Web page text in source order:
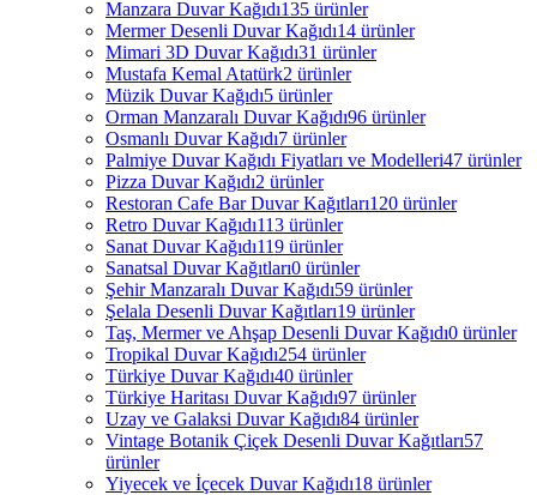
Manzara Duvar Kağıdı135 ürünler
Mermer Desenli Duvar Kağıdı14 ürünler
Mimari 3D Duvar Kağıdı31 ürünler
Mustafa Kemal Atatürk2 ürünler
Müzik Duvar Kağıdı5 ürünler
Orman Manzaralı Duvar Kağıdı96 ürünler
Osmanlı Duvar Kağıdı7 ürünler
Palmiye Duvar Kağıdı Fiyatları ve Modelleri47 ürünler
Pizza Duvar Kağıdı2 ürünler
Restoran Cafe Bar Duvar Kağıtları120 ürünler
Retro Duvar Kağıdı113 ürünler
Sanat Duvar Kağıdı119 ürünler
Sanatsal Duvar Kağıtları0 ürünler
Şehir Manzaralı Duvar Kağıdı59 ürünler
Şelala Desenli Duvar Kağıtları19 ürünler
Taş, Mermer ve Ahşap Desenli Duvar Kağıdı0 ürünler
Tropikal Duvar Kağıdı254 ürünler
Türkiye Duvar Kağıdı40 ürünler
Türkiye Haritası Duvar Kağıdı97 ürünler
Uzay ve Galaksi Duvar Kağıdı84 ürünler
Vintage Botanik Çiçek Desenli Duvar Kağıtları57
ürünler
Yiyecek ve İçecek Duvar Kağıdı18 ürünler